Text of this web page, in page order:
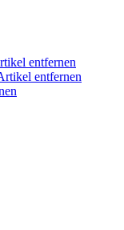
entfernen
entfernen